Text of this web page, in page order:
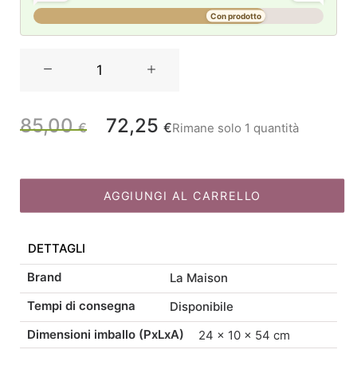
Con prodotto
in
rossa
quantità
85,00€
originale
85,00 €.
72,25 €Il
attuale
72,25 €.
Rimane solo 1 quantità
AGGIUNGI AL CARRELLO
DETTAGLI
Brand
La Maison
Tempi di consegna
Disponibile
Dimensioni imballo (PxLxA)
24 × 10 × 54 cm